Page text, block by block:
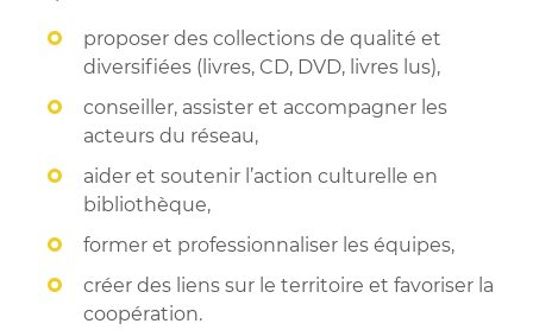
proposer des collections de qualité et
diversifiées (livres, CD, DVD, livres lus),
conseiller, assister et accompagner les
acteurs du réseau,
aider et soutenir l’action culturelle en
bibliothèque,
former et professionnaliser les équipes,
créer des liens sur le territoire et favoriser la
coopération.